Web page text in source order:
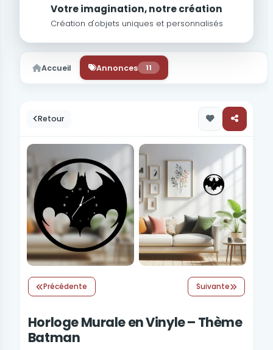
Votre imagination, notre création
Création d'objets uniques et personnalisés
Accueil Annonces 11
Retour
Précédente Suivante
Horloge Murale en Vinyle – Thème
Batman